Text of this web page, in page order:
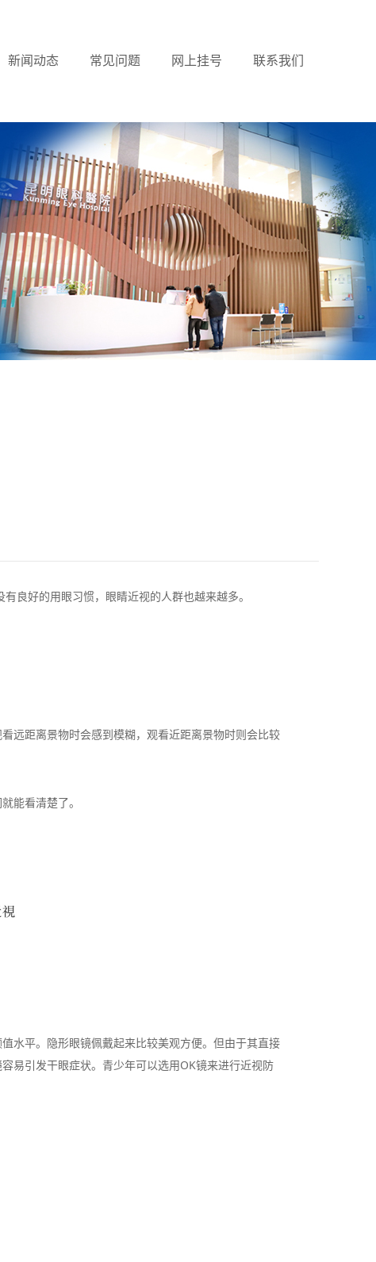
新闻动态 常见问题 网上挂号 联系我们
好的用眼习惯，眼睛近视的人群也越来越多。
距离景物时会感到模糊，观看近距离景物时则会比较
能看清楚了。
平。隐形眼镜佩戴起来比较美观方便。但由于其直接
易引发干眼症状。青少年可以选用OK镜来进行近视防